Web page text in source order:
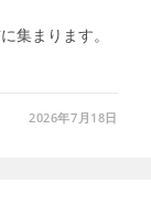
集まります。
2026年7月18日